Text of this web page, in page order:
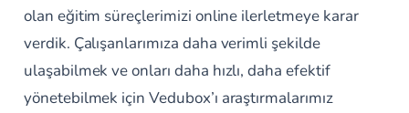
olan eğitim süreçlerimizi online ilerletmeye karar
verdik. Çalışanlarımıza daha verimli şekilde
ulaşabilmek ve onları daha hızlı, daha efektif
yönetebilmek için Vedubox’ı araştırmalarımız